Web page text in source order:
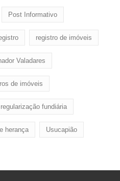
Post Informativo
registro de imóveis
Valadares
de imóveis
regularização fundiária
herança Usucapião